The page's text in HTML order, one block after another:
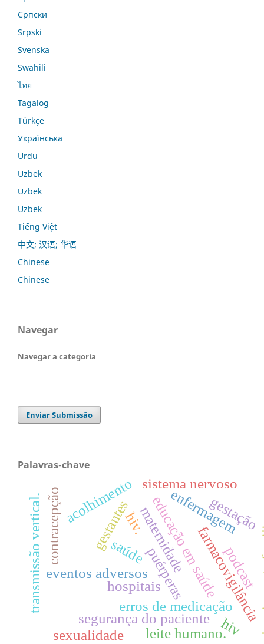
Српски
Srpski
Svenska
Swahili
ไทย
Tagalog
Türkçe
Українська
Urdu
Uzbek
Uzbek
Uzbek
Tiếng Việt
中文; 汉语; 华语
Chinese
Chinese
Navegar
Navegar a categoria
Enviar Submissão
Palavras-chave
gestantes
puérperas
maternidade
erros de medicação
hospitais farmacovigilância
eventos adversos
segurança do paciente
educação em saúde
enfermagem
hiv
gestação
transmissão vertical. acolhimentohiv.
contracepção saúde podcast
sexualidade leite humano.
sistema nervoso